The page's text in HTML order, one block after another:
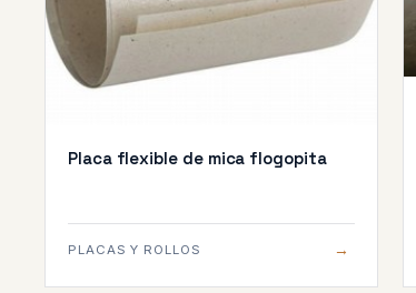
Placa flexible de mica flogopita
PLACAS Y ROLLOS →